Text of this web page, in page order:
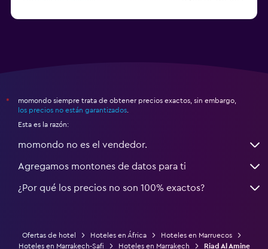
*
momondo siempre trata de obtener precios exactos, sin embargo,
los precios no están garantizados
Esta es la razón:
momondo no es el vendedor.
Agregamos montones de datos para ti
¿Por qué los precios no son 100% exactos?
Ofertas de hotel Hoteles en África
Hoteles en Marruecos
Hoteles en Marrakech-Safi
Hoteles en Marrakech Riad Al Amine